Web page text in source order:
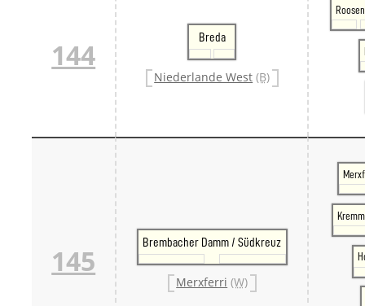
144
Breda
Niederlande West (B)
145
Brembacher Damm / Südkreuz
Merxferri (W)